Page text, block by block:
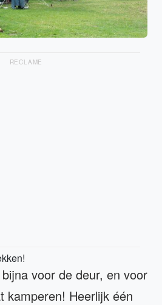
RECLAME
voor de deur, en voor
kamperen! Heerlijk één